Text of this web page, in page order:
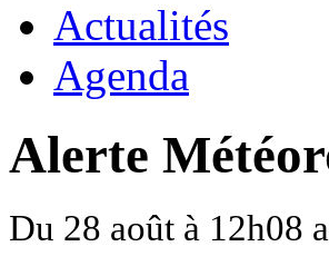
Actualités
Agenda
Alerte
Du 28 août à 12h08